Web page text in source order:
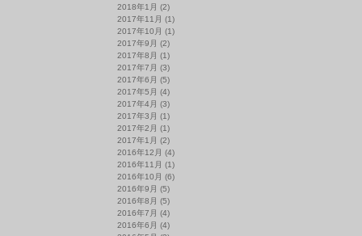
2018年1月 (2)
2017年11月 (1)
2017年10月 (1)
2017年9月 (2)
2017年8月 (1)
2017年7月 (3)
2017年6月 (5)
2017年5月 (4)
2017年4月 (3)
2017年3月 (1)
2017年2月 (1)
2017年1月 (2)
2016年12月 (4)
2016年11月 (1)
2016年10月 (6)
2016年9月 (5)
2016年8月 (5)
2016年7月 (4)
2016年6月 (4)